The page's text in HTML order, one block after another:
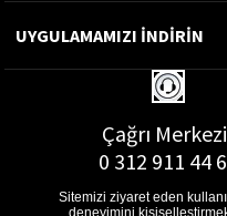
UYGULAMAMIZI İNDİRİN
Çağrı
0 312 911 44
Sitemizi ziyaret eden
deneyimini